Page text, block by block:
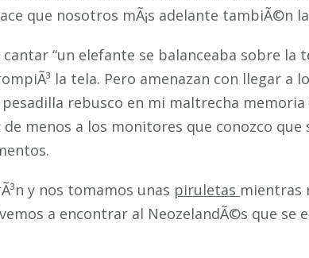
que nosotros mÃ¡s adelante tambiÃ©n
“un elefante se balanceaba sobre la
la tela. Pero amenazan con llegar a
rebusco en mi maltrecha memoria
menos a los monitores que conozco que
y nos tomamos unas piruletas mientras
a encontrar al NeozelandÃ©s que se